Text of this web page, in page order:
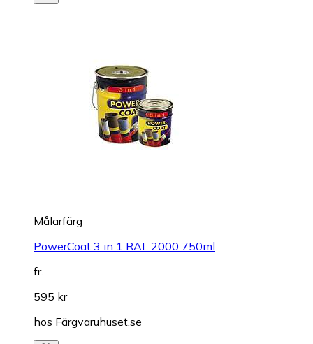
Målarfärg
PowerCoat 3 in 1 RAL 2000 750ml
fr.
595 kr
hos Färgvaruhuset.se